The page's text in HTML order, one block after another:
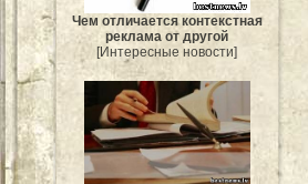
Чем отличается контекстная
реклама от другой
[Интересные новости]